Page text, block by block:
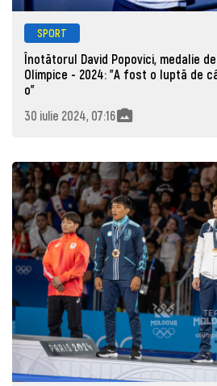
SPORT
Înotătorul David Popovici, medalie
Olimpice - 2024: ”A fost o luptă de
o”
30 iulie 2024, 07:16